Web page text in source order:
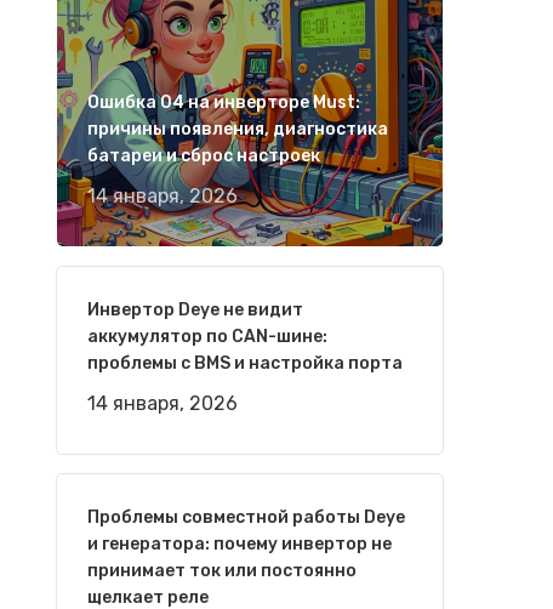
Ошибка 04 на инверторе Must:
причины появления, диагностика
батареи и сброс настроек
14 января, 2026
Инвертор Deye не видит
аккумулятор по CAN-шине:
проблемы с BMS и настройка порта
14 января, 2026
Проблемы совместной работы Deye
и генератора: почему инвертор не
принимает ток или постоянно
щелкает реле